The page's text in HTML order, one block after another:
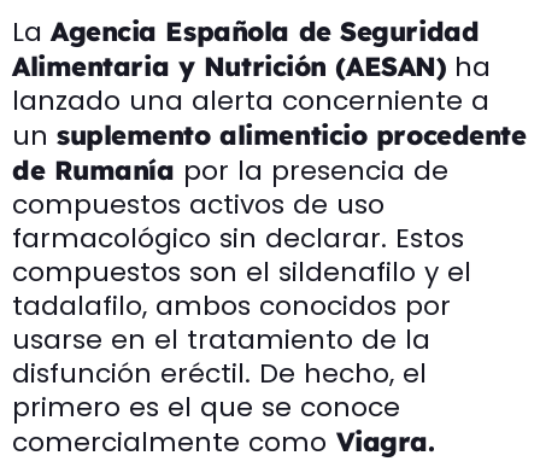
La Agencia Española de Seguridad
Alimentaria y Nutrición (AESAN) ha
lanzado una alerta concerniente a
un suplemento alimenticio procedente
de Rumanía por la presencia de
compuestos activos de uso
farmacológico sin declarar. Estos
compuestos son el sildenafilo y el
tadalafilo, ambos conocidos por
usarse en el tratamiento de la
disfunción eréctil. De hecho, el
primero es el que se conoce
comercialmente como Viagra.